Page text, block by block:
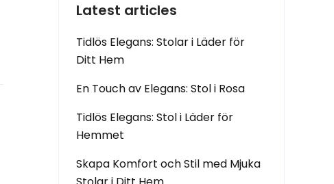
Latest articles
Tidlös Elegans: Stolar i Läder för
Ditt Hem
En Touch av Elegans: Stol i Rosa
Tidlös Elegans: Stol i Läder för
Hemmet
Skapa Komfort och Stil med Mjuka